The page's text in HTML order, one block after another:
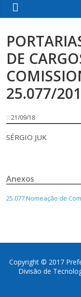
DE
25.077/
21/09/18
SÉRGIO JUK
Anexos
25.077 Nomeação de
Copyright © 2017
Divisão de